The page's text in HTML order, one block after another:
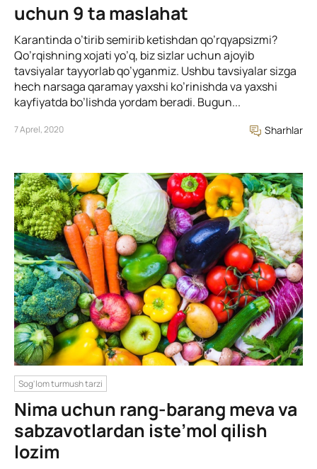
uchun 9 ta maslahat
Karantinda o’tirib semirib ketishdan qo’rqyapsizmi?
Qo’rqishning xojati yo’q, biz sizlar uchun ajoyib
tavsiyalar tayyorlab qo’yganmiz. Ushbu tavsiyalar sizga
hech narsaga qaramay yaxshi ko’rinishda va yaxshi
kayfiyatda bo’lishda yordam beradi. Bugun...
7 Aprel, 2020 Sharhlar
Sog'lom turmush tarzi
Nima uchun rang-barang meva va
sabzavotlardan iste’mol qilish
lozim